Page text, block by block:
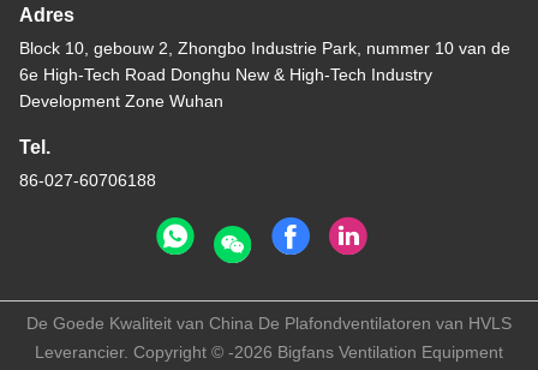
Adres
Block 10, gebouw 2, Zhongbo Industrie Park, nummer 10 van de
6e High-Tech Road Donghu New & High-Tech Industry
Development Zone Wuhan
Tel.
86-027-60706188
De Goede Kwaliteit van China De Plafondventilatoren van HVLS
Leverancier. Copyright © -2026 Bigfans Ventilation Equipment